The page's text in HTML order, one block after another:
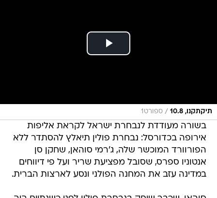
תיקתקנו, 10.8 / ספורט1
בשורה מעודדת לנבחרת ישראל לקראת אליפות
אירופה בכדורסל: נבחרת פולין תיאלץ להסתדר ללא
הפורוורד המוכשר שלה, ג'רמי סוהאן, שחקן סן
אנטוניו ספרס, שסובל מפציעת שריר ועל פי דיווחים
במדינה עזב את המחנה הפולני ונסע לארצות הברית.